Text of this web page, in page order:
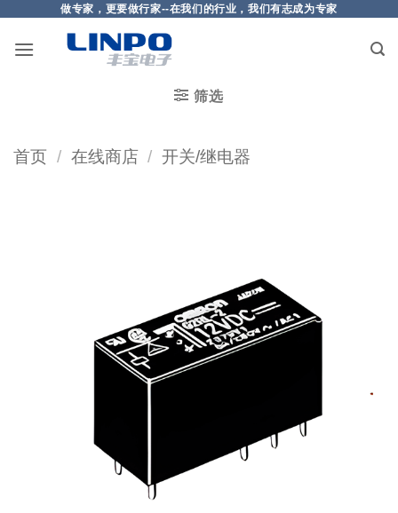
做专家，更要做行家--在我们的行业，我们有志成为专家
筛选
首页 / 在线商店 / 开关/继电器